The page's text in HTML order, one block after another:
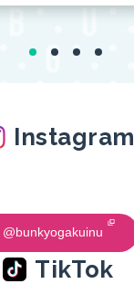
Instagram
@bunkyogakuinu
TikTok